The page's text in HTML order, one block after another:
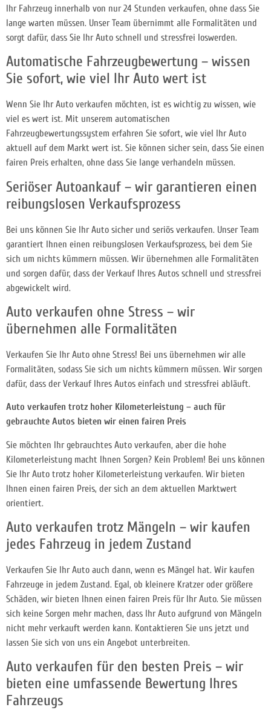
Ihr Fahrzeug innerhalb von nur 24 Stunden verkaufen, ohne dass Sie
lange warten müssen. Unser Team übernimmt alle Formalitäten und
sorgt dafür, dass Sie Ihr Auto schnell und stressfrei loswerden.
Automatische Fahrzeugbewertung – wissen
Sie sofort, wie viel Ihr Auto wert ist
Wenn Sie Ihr Auto verkaufen möchten, ist es wichtig zu wissen, wie
viel es wert ist. Mit unserem automatischen
Fahrzeugbewertungssystem erfahren Sie sofort, wie viel Ihr Auto
aktuell auf dem Markt wert ist. Sie können sicher sein, dass Sie einen
fairen Preis erhalten, ohne dass Sie lange verhandeln müssen.
Seriöser Autoankauf – wir garantieren einen
reibungslosen Verkaufsprozess
Bei uns können Sie Ihr Auto sicher und seriös verkaufen. Unser Team
garantiert Ihnen einen reibungslosen Verkaufsprozess, bei dem Sie
sich um nichts kümmern müssen. Wir übernehmen alle Formalitäten
und sorgen dafür, dass der Verkauf Ihres Autos schnell und stressfrei
abgewickelt wird.
Auto verkaufen ohne Stress – wir
übernehmen alle Formalitäten
Verkaufen Sie Ihr Auto ohne Stress! Bei uns übernehmen wir alle
Formalitäten, sodass Sie sich um nichts kümmern müssen. Wir sorgen
dafür, dass der Verkauf Ihres Autos einfach und stressfrei abläuft.
Auto verkaufen trotz hoher Kilometerleistung – auch für
gebrauchte Autos bieten wir einen fairen Preis
Sie möchten Ihr gebrauchtes Auto verkaufen, aber die hohe
Kilometerleistung macht Ihnen Sorgen? Kein Problem! Bei uns können
Sie Ihr Auto trotz hoher Kilometerleistung verkaufen. Wir bieten
Ihnen einen fairen Preis, der sich an dem aktuellen Marktwert
orientiert.
Auto verkaufen trotz Mängeln – wir kaufen
jedes Fahrzeug in jedem Zustand
Verkaufen Sie Ihr Auto auch dann, wenn es Mängel hat. Wir kaufen
Fahrzeuge in jedem Zustand. Egal, ob kleinere Kratzer oder größere
Schäden, wir bieten Ihnen einen fairen Preis für Ihr Auto. Sie müssen
sich keine Sorgen mehr machen, dass Ihr Auto aufgrund von Mängeln
nicht mehr verkauft werden kann. Kontaktieren Sie uns jetzt und
lassen Sie sich von uns ein Angebot unterbreiten.
Auto verkaufen für den besten Preis – wir
bieten eine umfassende Bewertung Ihres
Fahrzeugs